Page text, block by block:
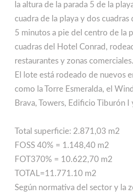
la altura de la parada 5 de la
cuadra de la playa y dos cuadras
5 minutos a pie del centro de la
cuadras del Hotel Conrad,
restaurantes y zonas comerciales.
El lote está rodeado de nuevos
como la Torre Esmeralda, el
Brava, Towers, Edificio Tiburón I
Total superficie: 2.871,03 m2
FOSS 40% = 1.148,40 m2
FOT370% = 10.622,70 m2
TOTAL=11.771.10 m2
Según normativa del sector y la